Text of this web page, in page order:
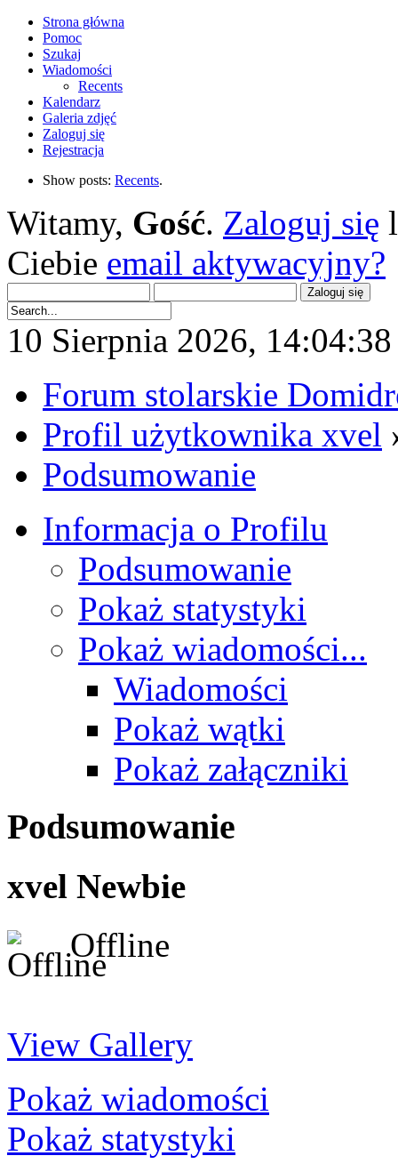
Strona główna
Pomoc
Szukaj
Wiadomości
Recents
Kalendarz
Galeria zdjęć
Zaloguj się
Rejestracja
Show posts: Recents.
Witamy, Gość. Zaloguj się
Ciebie email aktywacyjny?
10 Sierpnia 2026,
Forum stolarskie
Profil użytkownika xvel
Podsumowanie
Informacja o Profilu
Podsumowanie
Pokaż statystyki
Pokaż wiadomości...
Wiadomości
Pokaż wątki
Pokaż załączniki
Podsumowanie
xvel Newbie
Offline
View Gallery
Pokaż wiadomości
Pokaż statystyki